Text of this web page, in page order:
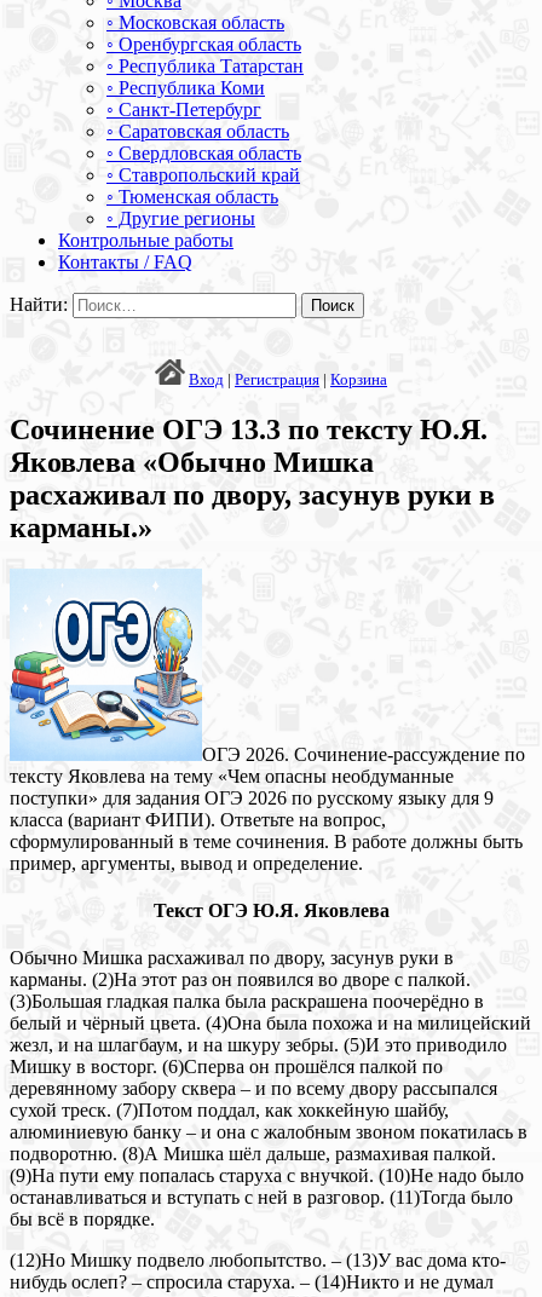
◦ Московская область
◦ Оренбургская область
◦ Республика Татарстан
◦ Республика Коми
◦ Санкт-Петербург
◦ Саратовская область
◦ Свердловская область
◦ Ставропольский край
◦ Тюменская область
◦ Другие регионы
Контрольные работы
Контакты / FAQ
Найти:
Вход | Регистрация | Корзина
Сочинение ОГЭ 13.3 по тексту Ю.Я.
Яковлева «Обычно Мишка
расхаживал по двору, засунув руки в
карманы.»
ОГЭ 2026. Сочинение-рассуждение по
тексту Яковлева на тему «Чем опасны необдуманные
поступки» для задания ОГЭ 2026 по русскому языку для 9
класса (вариант ФИПИ). Ответьте на вопрос,
сформулированный в теме сочинения. В работе должны быть
пример, аргументы, вывод и определение.
Текст ОГЭ Ю.Я. Яковлева
Обычно Мишка расхаживал по двору, засунув руки в
карманы. (2)На этот раз он появился во дворе с палкой.
(3)Большая гладкая палка была раскрашена поочерёдно в
белый и чёрный цвета. (4)Она была похожа и на милицейский
жезл, и на шлагбаум, и на шкуру зебры. (5)И это приводило
Мишку в восторг. (6)Сперва он прошёлся палкой по
деревянному забору сквера ‒ и по всему двору рассыпался
сухой треск. (7)Потом поддал, как хоккейную шайбу,
алюминиевую банку ‒ и она с жалобным звоном покатилась в
подворотню. (8)А Мишка шёл дальше, размахивая палкой.
(9)На пути ему попалась старуха с внучкой. (10)Не надо было
останавливаться и вступать с ней в разговор. (11)Тогда было
бы всё в порядке.
(12)Но Мишку подвело любопытство. ‒ (13)У вас дома кто-
нибудь ослеп? ‒ спросила старуха. ‒ (14)Никто и не думал